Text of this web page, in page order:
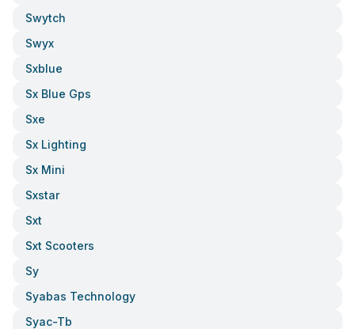
Swytch
Swyx
Sxblue
Sx Blue Gps
Sxe
Sx Lighting
Sx Mini
Sxstar
Sxt
Sxt Scooters
Sy
Syabas Technology
Syac-Tb